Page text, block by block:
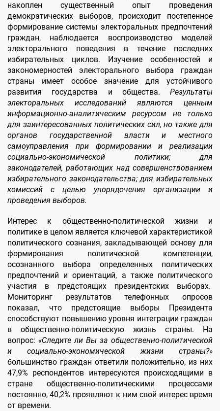
накоплен существенный опыт проведения
демократических выборов, происходит постепенное
формирование системы электоральных предпочтений
граждан, наблюдается воспроизводство моделей
электорального поведения в течение последних
избирательных циклов. Изучение особенностей и
закономерностей электорального выбора граждан
страны имеет особое значение для устойчивого
развития государства и общества. Результаты
электоральных исследований являются ценным
информационно-аналитическим ресурсом не только
для заинтересованных политических сил, но также для
органов государственной власти и местного
самоуправления при формировании и реализации
социально-экономической политики; для
законодателей, работающих над совершенствованием
избирательного законодательства; для избирательных
комиссий с целью упорядочения организации и
проведения выборов.
Интерес к общественно-политической жизни и
политике в целом является ключевой характеристикой
политического сознания, закладывающей основу для
формирования политической компетенции,
осознанного выбора определенных политических
предпочтений и ориентаций, а также политического
участия в предстоящих президентских выборах.
Мониторинг результатов телефонных опросов
показал, что предстоящие выборы Президента
способствуют повышению уровня интеграции граждан
в общественно-политическую жизнь страны. На
вопрос: «Следите ли Вы за общественно-политической
и социально-экономической жизни страны?»
большинство граждан ответили положительно, из них
47,9% респондентов интересуются происходящими в
стране общественно-политическими процессами
постоянно, 40,2% проявляют к ним свой интерес время
от времени.